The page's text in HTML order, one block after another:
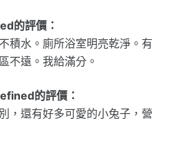
的評價：
積水。廁所浴室明亮乾淨。有
不遠。我給滿分。
的評價：
，還有好多可愛的小兔子，營